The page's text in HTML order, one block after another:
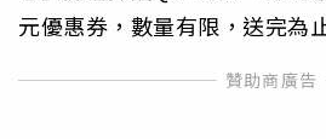
元優惠券，數量有限，送完為